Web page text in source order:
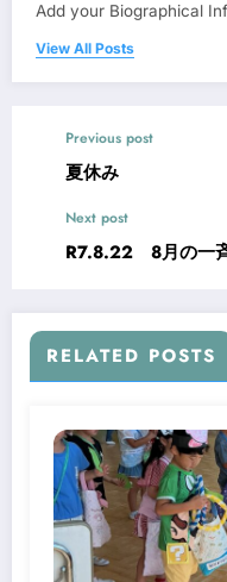
Add your Biographical
View All Posts
Previous post
夏休み
Next post
R7.8.22 8月の一
RELATED POSTS